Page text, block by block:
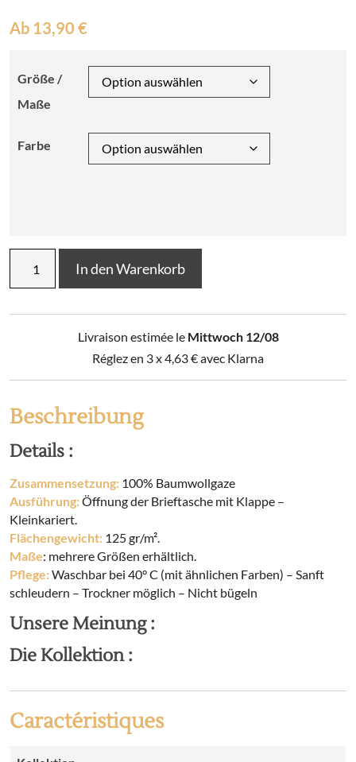
Ab 13,90 €
Größe /
Maße
Farbe
Baumwoll-
Gaze
In den Warenkorb
Livraison estimée le Mittwoch 12/08
Réglez en 3 x4,63€avec Klarna
Beschreibung
Details :
Zusammensetzung: 100% Baumwollgaze
Ausführung:Öffnung der Brieftasche mit Klappe –
Kleinkariert.
Flächengewicht: 125 gr/m².
Maße: mehrere Größen erhältlich.
Pflege:Waschbar bei 40° C (mit ähnlichen Farben) – Sanft
schleudern – Trockner möglich – Nicht bügeln
Unsere Meinung :
Die Kollektion :
Caractéristiques